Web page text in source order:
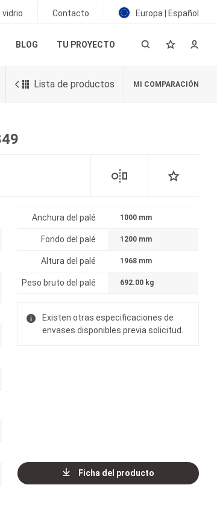
Contacto Europa | Español
BLOG TU PROYECTO
Lista de productos MI COMPARACIÓN
Anchura del palé 1000 mm
Fondo del palé 1200 mm
Altura del palé 1968 mm
Peso bruto del palé 692.00 kg
Existen otras especificaciones de
envases disponibles previa solicitud.
Ficha del producto